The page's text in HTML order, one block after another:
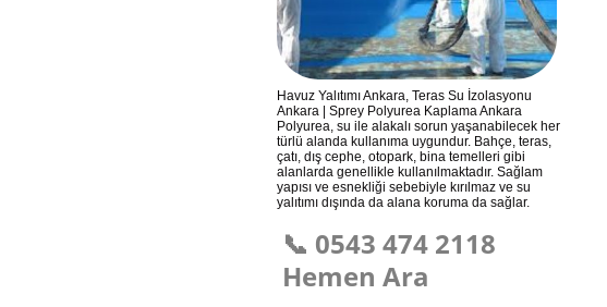
Havuz Yalıtımı Ankara, Teras Su İzolasyonu
Ankara | Sprey Polyurea Kaplama Ankara
Polyurea, su ile alakalı sorun yaşanabilecek her
türlü alanda kullanıma uygundur. Bahçe, teras,
çatı, dış cephe, otopark, bina temelleri gibi
alanlarda genellikle kullanılmaktadır. Sağlam
yapısı ve esnekliği sebebiyle kırılmaz ve su
yalıtımı dışında da alana koruma da sağlar.
📞 0543 474 2118
Hemen Ara